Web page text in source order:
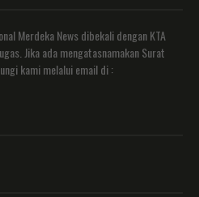
Merdeka News dibekali dengan KTA
Jika ada mengatasnamakan Surat
kami melalui email di :